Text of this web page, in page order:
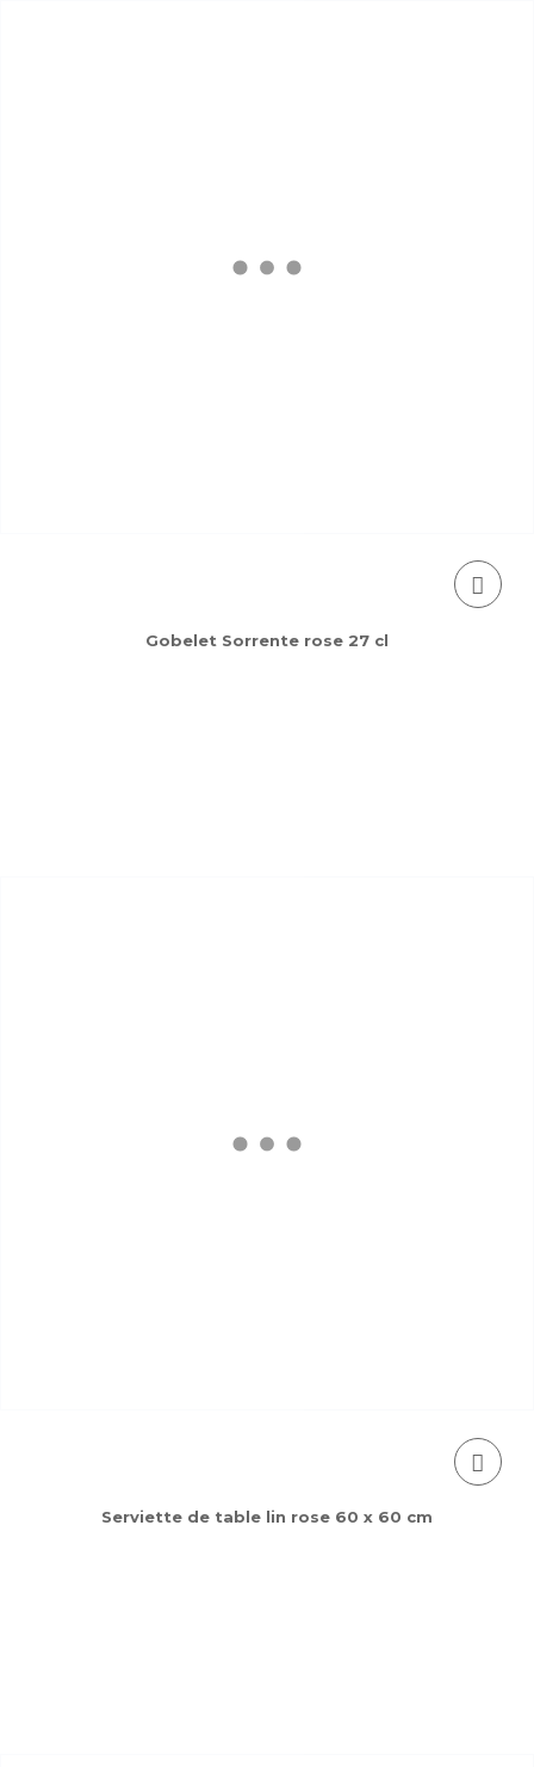
Gobelet Sorrente rose 27 cl
Serviette de table lin rose 60 x 60 cm